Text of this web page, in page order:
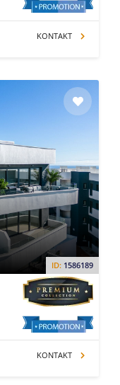
KONTAKT
ID: 1586189
KONTAKT